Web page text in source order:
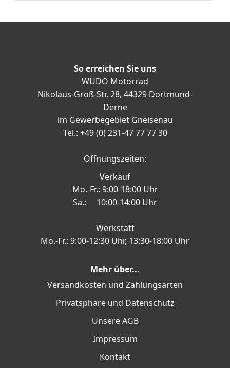
So erreichen Sie uns
WÜDO Motorrad
Nikolaus-Groß-Str. 28, 44329 Dortmund-
Derne
im Gewerbegebiet Gneisenau
Tel.: +49 (0) 231-47 77 77 30
Öffnungszeiten:
Verkauf
Mo.-Fr.: 9:00-18:00 Uhr
Sa.: 10:00-14:00 Uhr
Werkstatt
Mo.-Fr.: 9:00-12:30 Uhr, 13:30-18:00 Uhr
Mehr über...
Versandkosten und Zahlungsarten
Privatsphäre und Datenschutz
Unsere AGB
Impressum
Kontakt